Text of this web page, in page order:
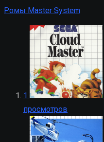
Ромы Master System
1
просмотров